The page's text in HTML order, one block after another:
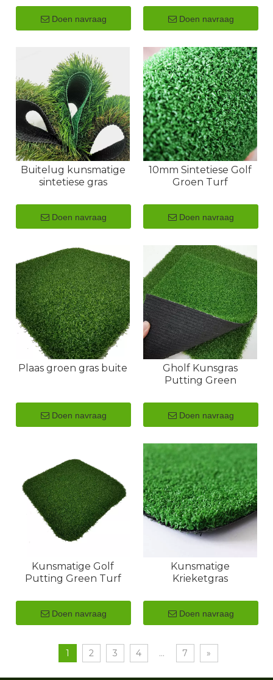
Turf Gras Tapyt
Doen navraag Doen navraag
Buitelug kunsmatige
sintetiese gras
Doen navraag
10mm Sintetiese Golf
Groen Turf
Doen navraag
Plaas groen gras buite
Doen navraag
Gholf Kunsgras
Putting Green
Doen navraag
Kunsmatige Golf
Putting Green Turf
Doen navraag
Kunsmatige
Krieketgras
Doen navraag
1 2 3 4 ... 7 »